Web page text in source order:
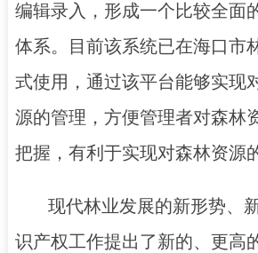
编辑录入，形成一个比较全面
体系。目前该系统已在海口市
式使用， 通过该平台能够实现
源的管理， 方便管理者对森林
把握， 有利于实现对森林资源
现代林业发展的新形势、
识产权工作提出了新的、更高